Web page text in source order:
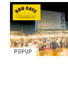
POPUP